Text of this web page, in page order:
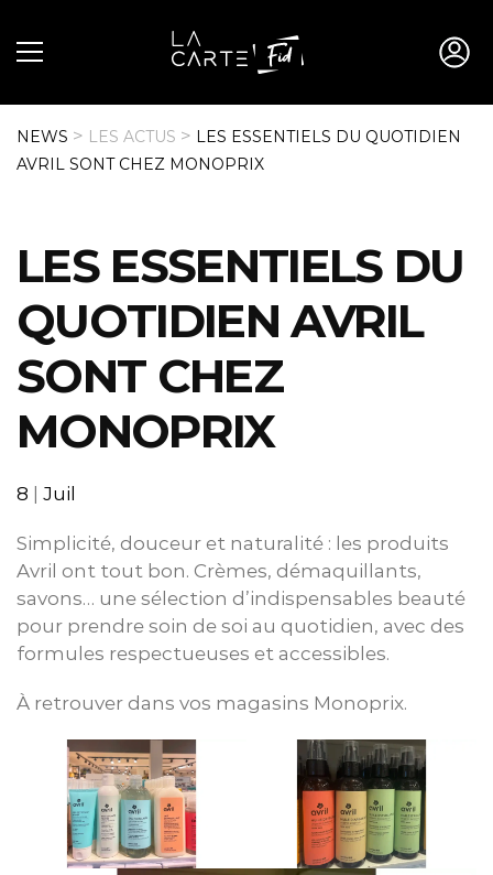
NEWS > LES ACTUS > LES ESSENTIELS DU QUOTIDIEN
AVRIL SONT CHEZ MONOPRIX
LES ESSENTIELS DU
QUOTIDIEN AVRIL
SONT CHEZ
MONOPRIX
8 | Juil
Simplicité, douceur et naturalité : les produits
Avril ont tout bon. Crèmes, démaquillants,
savons… une sélection d’indispensables beauté
pour prendre soin de soi au quotidien, avec des
formules respectueuses et accessibles.
À retrouver dans vos magasins Monoprix.